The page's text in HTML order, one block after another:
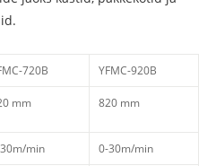
720B YFMC-920B
mm 820 mm
min 0-30m/min